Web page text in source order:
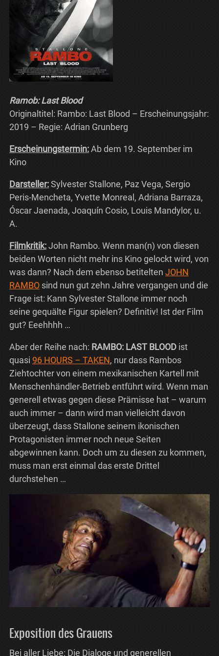
Ramob: Last Blood
Originaltitel: Rambo: Last Blood – Erscheinungsjahr:
2019 – Regie: Adrian Grunberg
Erscheinungstermin:Ab dem 19. September im
Kino
Darsteller:Sylvester Stallone, Paz Vega, Sergio
Peris-Mencheta, Yvette Monreal, Adriana Barraza,
Óscar Jaenada, Joaquín Cosio, Louis Mandylor, u.
A.
Filmkritik:John Rambo. Wenn man(n) von diesen
beiden Worten nicht mehr ins Kino gelockt wird, von
was dann? Nach dem ebenso betitelten JOHN
RAMBOsind nun gut zehn Jahre vergangen und die
Frage ist: Kann Sylvester Stallone immer noch
seine gequälte Figur spielen? Definitiv! Ist der Film
gut? Eeehhhh …
Aber der Reihe nach: RAMBO: LAST BLOODist
quasi 96 HOURS – TAKEN, nur dass Rambos
Ziehtochter von einem mexikanischen Kartell mit
Menschenhändler-Betrieb entführt wird. Wenn man
generell etwas gegen diese Prämisse hat – warum
auch immer – dann wird man vielleicht davon
überzeugt, dass Stallone seinem ikonischen
Protagonisten immer noch neue Seiten
abgewinnen kann. Doch um zu diesen zu kommen,
muss man erst einmal das erste Drittel
durchstehen …
Exposition des Grauens
Bei aller Liebe: Die Dialoge und generellen